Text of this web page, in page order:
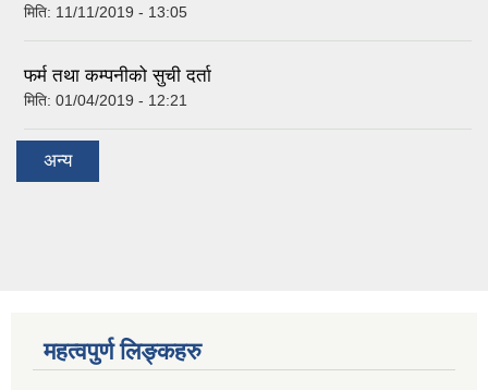
मिति: 11/11/2019 - 13:05
फर्म तथा कम्पनीको सुची दर्ता
मिति: 01/04/2019 - 12:21
अन्य
महत्वपुर्ण लिङ्कहरु